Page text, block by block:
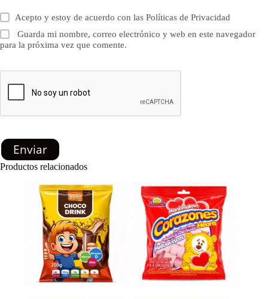
Acepto y estoy de acuerdo con lasPolíticas de Privacidad
Guarda mi nombre, correo electrónico y web en este navegador
para la próxima vez que comente.
Enviar
Productos relacionados